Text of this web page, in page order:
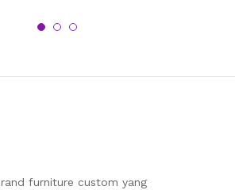
furniture custom yang